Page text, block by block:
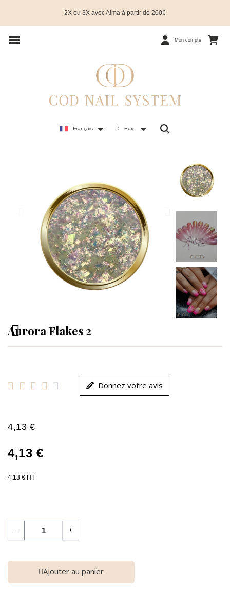
2X ou 3X avec Alma à partir de 200€
Mon compte
Français € Euro
Aurora Flakes 2
     Donnez votre avis
4,13 €
4,13 €
4,13 € HT
− +
Ajouter au panier